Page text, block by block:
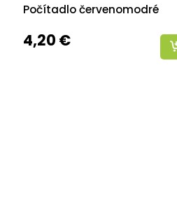
Počítadlo červenomodré
4,20 €